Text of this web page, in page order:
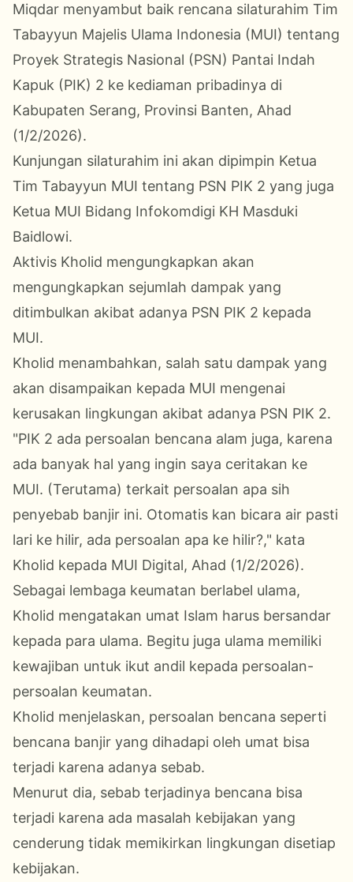
Miqdar menyambut baik rencana silaturahim Tim
Tabayyun Majelis Ulama Indonesia (MUI) tentang
Proyek Strategis Nasional (PSN) Pantai Indah
Kapuk (PIK) 2 ke kediaman pribadinya di
Kabupaten Serang, Provinsi Banten, Ahad
(1/2/2026).
Kunjungan silaturahim ini akan dipimpin Ketua
Tim Tabayyun MUI tentang PSN PIK 2 yang juga
Ketua MUI Bidang Infokomdigi KH Masduki
Baidlowi.
Aktivis Kholid mengungkapkan akan
mengungkapkan sejumlah dampak yang
ditimbulkan akibat adanya PSN PIK 2 kepada
MUI.
Kholid menambahkan, salah satu dampak yang
akan disampaikan kepada MUI mengenai
kerusakan lingkungan akibat adanya PSN PIK 2.
"PIK 2 ada persoalan bencana alam juga, karena
ada banyak hal yang ingin saya ceritakan ke
MUI. (Terutama) terkait persoalan apa sih
penyebab banjir ini. Otomatis kan bicara air pasti
lari ke hilir, ada persoalan apa ke hilir?," kata
Kholid kepada MUI Digital, Ahad (1/2/2026).
Sebagai lembaga keumatan berlabel ulama,
Kholid mengatakan umat Islam harus bersandar
kepada para ulama. Begitu juga ulama memiliki
kewajiban untuk ikut andil kepada persoalan-
persoalan keumatan.
Kholid menjelaskan, persoalan bencana seperti
bencana banjir yang dihadapi oleh umat bisa
terjadi karena adanya sebab.
Menurut dia, sebab terjadinya bencana bisa
terjadi karena ada masalah kebijakan yang
cenderung tidak memikirkan lingkungan disetiap
kebijakan.